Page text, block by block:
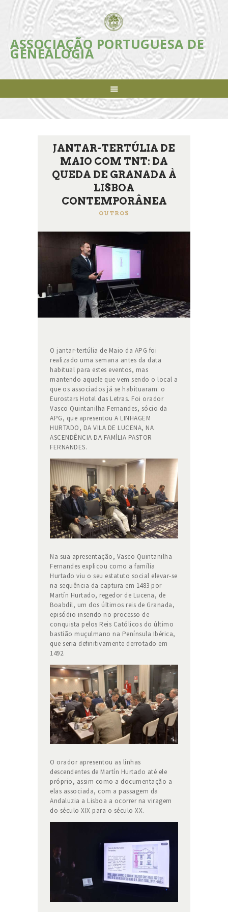
ASSOCIAÇÃO PORTUGUESA DE
GENEALOGIA
ASSOCIAÇÃO PORTUGUESA DE
GENEALOGIA
Incentivar e apoiar a investigação, estudo e divulgação da Genealogia em
Portugal
ASSOCIAÇÃO
INICIATIVAS
REVISTA
NOTÍCIAS
FAZER-SE SÓCIO
LIGAÇÕES ÚTEIS
CONTACTOS
JANTAR-TERTÚLIA DE
MAIO COM TNT: DA
QUEDA DE GRANADA À
LISBOA
CONTEMPORÂNEA
OUTROS
O jantar-tertúlia de Maio da APG foi
realizado uma semana antes da data
habitual para estes eventos, mas
mantendo aquele que vem sendo o local a
que os associados já se habituaram: o
Eurostars Hotel das Letras. Foi orador
Vasco Quintanilha Fernandes, sócio da
APG, que apresentou A LINHAGEM
HURTADO, DA VILA DE LUCENA, NA
ASCENDÊNCIA DA FAMÍLIA PASTOR
FERNANDES.
Na sua apresentação, Vasco Quintanilha
Fernandes explicou como a família
Hurtado viu o seu estatuto social elevar-se
na sequência da captura em 1483 por
Martín Hurtado, regedor de Lucena, de
Boabdil, um dos últimos reis de Granada,
episódio inserido no processo de
conquista pelos Reis Católicos do último
bastião muçulmano na Península Ibérica,
que seria definitivamente derrotado em
1492.
O orador apresentou as linhas
descendentes de Martín Hurtado até ele
próprio, assim como a documentação a
elas associada, com a passagem da
Andaluzia a Lisboa a ocorrer na viragem
do século XIX para o século XX.